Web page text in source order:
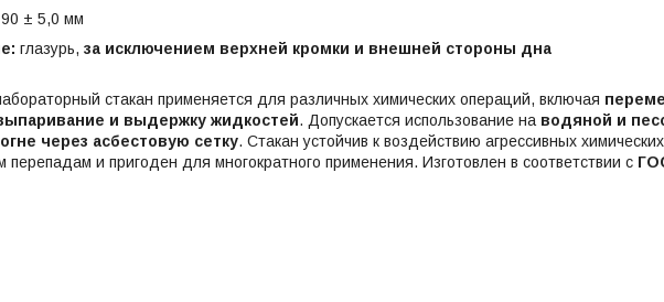
90 ± 5,0 мм
глазурь, за исключением верхней кромки и внешней стороны дна
стакан применяется для различных химических операций, включая
и выдержку жидкостей. Допускается использование на водяной и
через асбестовую сетку. Стакан устойчив к воздействию агрессивных
перепадам и пригоден для многократного применения. Изготовлен в соответствии с